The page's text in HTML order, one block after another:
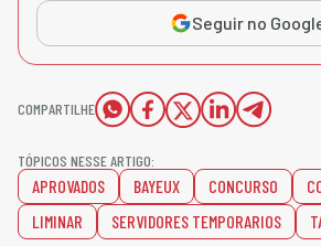
Seguir no
COMPARTILHE
TÓPICOS NESSE ARTIGO:
APROVADOS BAYEUX CONCURSO
LIMINAR
SERVIDORES TEMPORARIOS